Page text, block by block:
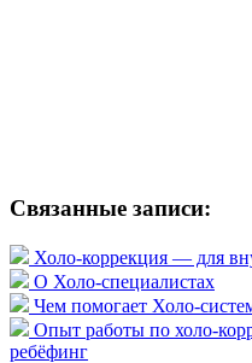
Связанные записи:
Холо-коррекция — для
О Холо-специалистах
Чем помогает Холо-
Опыт работы по холо-
ребёфинг